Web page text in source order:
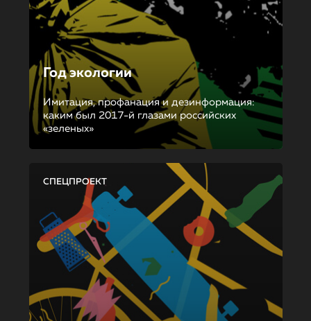
Год экологии
Имитация, профанация и дезинформация:
каким был 2017-й глазами российских
«зеленых»
СПЕЦПРОЕКТ